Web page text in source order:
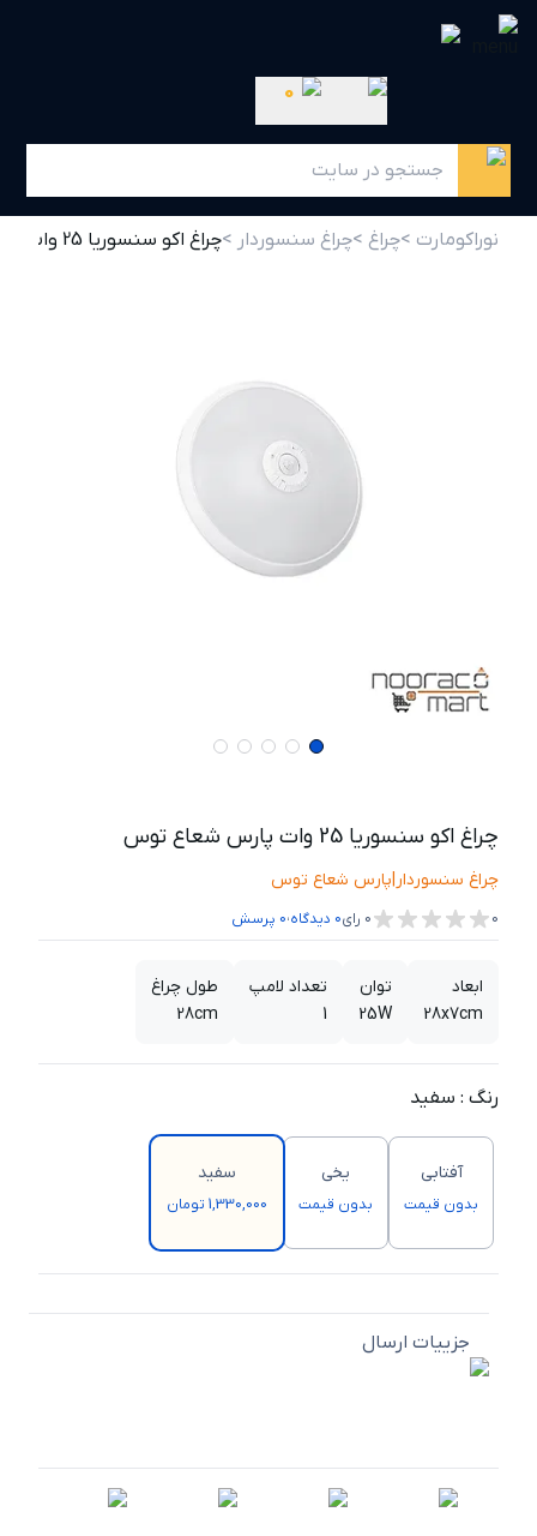
0
نوراکومارت >چراغ >چراغ سنسوردار >چراغ اکو سنسوریا 25 وات پارس شعاع توس
چراغ اکو سنسوریا 25 وات پارس شعاع توس
چراغ سنسوردار|پارس شعاع توس
0
0 رای0 دیدگاه،0 پرسش
ابعاد
28x7cm
توان
25W
تعداد لامپ
1
طول چراغ
28cm
رنگ : سفید
آفتابی
بدون قیمت
یخی
بدون قیمت
سفید
1,330,000 تومان
جزییات ارسال